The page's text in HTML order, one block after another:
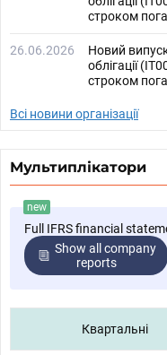
строком
26.06.2026
Новий
облігації
строком
Всі новини організації
Мультиплікатори
new
Full IFRS financial
Show all company
reports
Квартальні